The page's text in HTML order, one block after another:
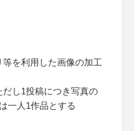
を利用した画像の加工
し1投稿につき写真の
一人1作品とする